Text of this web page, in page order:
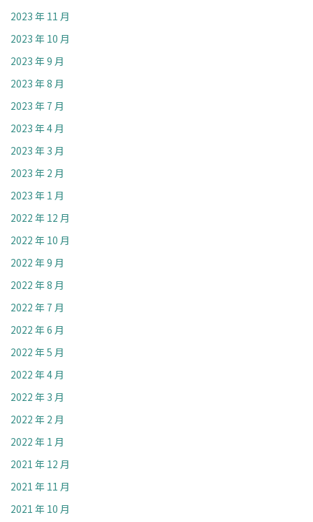
2023 年 11 月
2023 年 10 月
2023 年 9 月
2023 年 8 月
2023 年 7 月
2023 年 4 月
2023 年 3 月
2023 年 2 月
2023 年 1 月
2022 年 12 月
2022 年 10 月
2022 年 9 月
2022 年 8 月
2022 年 7 月
2022 年 6 月
2022 年 5 月
2022 年 4 月
2022 年 3 月
2022 年 2 月
2022 年 1 月
2021 年 12 月
2021 年 11 月
2021 年 10 月